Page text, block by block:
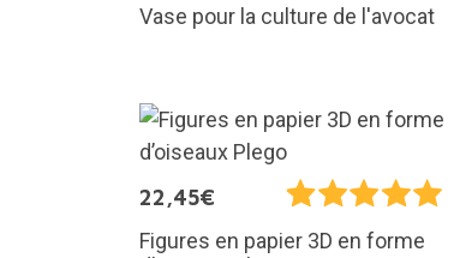
Vase pour la culture de l'avocat
22,45€
Figures en papier 3D en forme